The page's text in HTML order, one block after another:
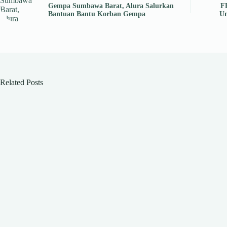
Gempa Sumbawa Barat, Alura Salurkan
Bantuan Bantu Korban Gempa
Related Posts